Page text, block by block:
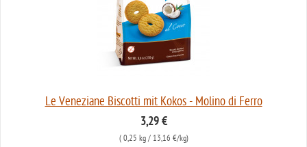
Le Veneziane Biscotti mit Kokos - Molino di Ferro
3,29 €
( 0,25 kg/ 13,16 €/kg)